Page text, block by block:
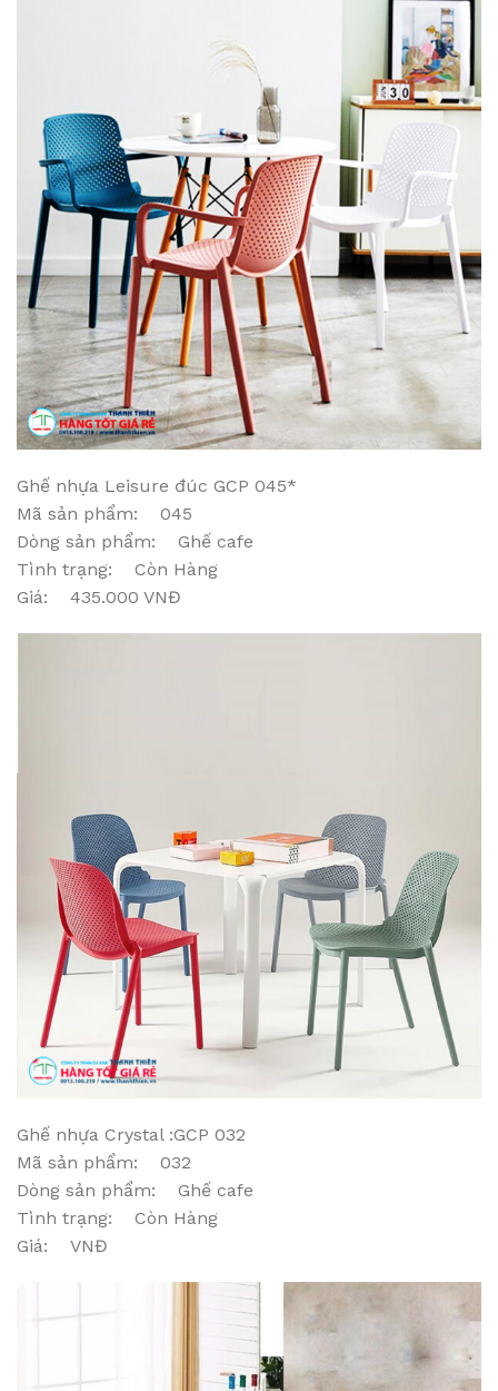
Ghế nhựa Leisure đúc GCP 045*
Mã sản phẩm: 045
Dòng sản phẩm: Ghế cafe
Tình trạng: Còn Hàng
Giá: 435.000 VNĐ
Ghế nhựa Crystal :GCP 032
Mã sản phẩm: 032
Dòng sản phẩm: Ghế cafe
Tình trạng: Còn Hàng
Giá: VNĐ